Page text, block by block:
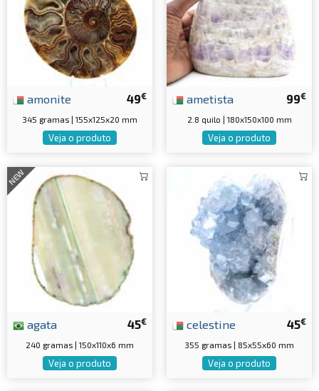
49€
amonite
345 gramas | 155x125x20 mm
Veja o produto
99€
ametista
2.8 quilo | 180x150x100 mm
Veja o produto
NEW
45€
agata
240 gramas | 150x110x6 mm
Veja o produto
45€
celestine
355 gramas | 85x55x60 mm
Veja o produto